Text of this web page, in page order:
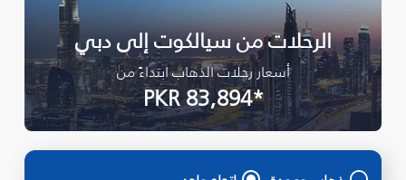
الرحلات من سيالكوت إلى دبي
أسعار رحلات الذهاب ابتداءً من
*PKR 83,894